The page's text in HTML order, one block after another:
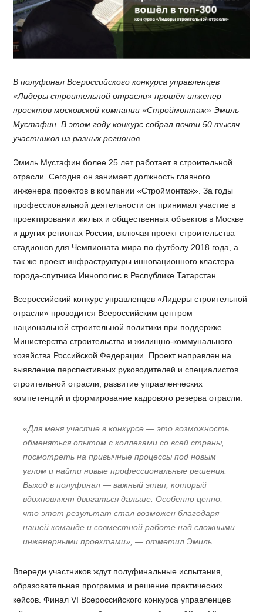
В полуфинал Всероссийского конкурса управленцев
«Лидеры строительной отрасли» прошёл инженер
проектов московской компании «Строймонтаж» Эмиль
Мустафин. В этом году конкурс собрал почти 50 тысяч
участников из разных регионов.
Эмиль Мустафин более 25 лет работает в строительной
отрасли. Сегодня он занимает должность главного
инженера проектов в компании «Строймонтаж». За годы
профессиональной деятельности он принимал участие в
проектировании жилых и общественных объектов в Москве
и других регионах России, включая проект строительства
стадионов для Чемпионата мира по футболу 2018 года, а
так же проект инфраструктуры инновационного кластера
города-спутника Иннополис в Республике Татарстан.
Всероссийский конкурс управленцев «Лидеры строительной
отрасли» проводится Всероссийским центром
национальной строительной политики при поддержке
Министерства строительства и жилищно-коммунального
хозяйства Российской Федерации. Проект направлен на
выявление перспективных руководителей и специалистов
строительной отрасли, развитие управленческих
компетенций и формирование кадрового резерва отрасли.
«Для меня участие в конкурсе — это возможность
обменяться опытом с коллегами со всей страны,
посмотреть на привычные процессы под новым
углом и найти новые профессиональные решения.
Выход в полуфинал — важный этап, который
вдохновляет двигаться дальше. Особенно ценно,
что этот результат стал возможен благодаря
нашей команде и совместной работе над сложными
инженерными проектами», — отметил Эмиль.
Впереди участников ждут полуфинальные испытания,
образовательная программа и решение практических
кейсов. Финал VI Всероссийского конкурса управленцев